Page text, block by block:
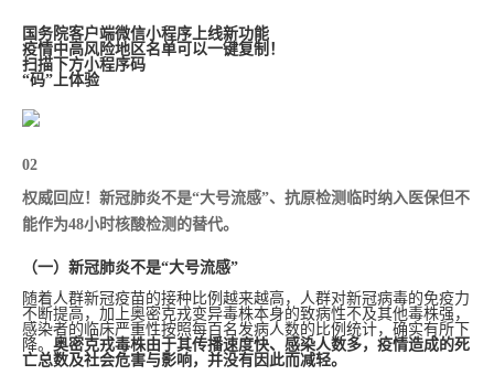
国务院客户端微信小程序上线新功能
疫情中高风险地区名单可以一键复制！
扫描下方小程序码
“码”上体验
02
权威回应！新冠肺炎不是“大号流感”、抗原检测临时纳入医保但不
能作为48小时核酸检测的替代。
（一）新冠肺炎不是“大号流感”
随着人群新冠疫苗的接种比例越来越高，人群对新冠病毒的免疫力
不断提高，加上奥密克戎变异毒株本身的致病性不及其他毒株强，
感染者的临床严重性按照每百名发病人数的比例统计，确实有所下
降。 奥密克戎毒株由于其传播速度快、感染人数多，疫情造成的死
亡总数及社会危害与影响，并没有因此而减轻。